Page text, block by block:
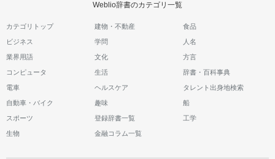
Weblio辞書のカテゴリ一覧
カテゴリトップ 建物・不動産 食品
ビジネス 学問 人名
業界用語 文化 方言
コンピュータ 生活 辞書・百科事典
電車 ヘルスケア タレント出身地検索
自動車・バイク 趣味 船
スポーツ 登録辞書一覧 工学
生物 金融コラム一覧